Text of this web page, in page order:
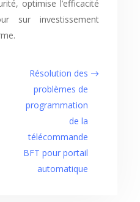
optimise l’efficacité
sur investissement
Résolution des
problèmes de
programmation
de la
télécommande
BFT pour portail
automatique